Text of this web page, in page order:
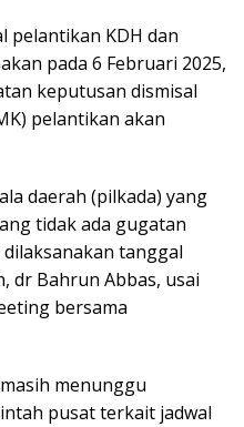
pelantikan KDH dan
pada 6 Februari 2025,
keputusan dismisal
pelantikan akan
daerah (pilkada) yang
tidak ada gugatan
tanggal
dr Bahrun Abbas, usai
bersama
menunggu
pusat terkait jadwal